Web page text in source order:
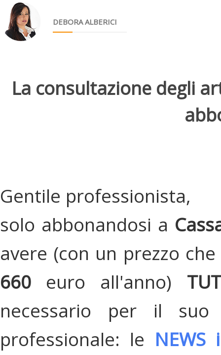
DEBORA ALBERICI
La consultazione degli
Gentile professionista,
solo abbonandosi a
avere (con un prezzo
660 euro all'anno)
necessario per il suo
professionale: le